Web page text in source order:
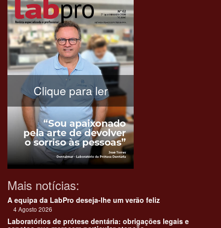
Clique para ler
Mais notícias:
A equipa da LabPro deseja-lhe um verão feliz
4 Agosto 2026
Laboratórios de prótese dentária: obrigações legais e